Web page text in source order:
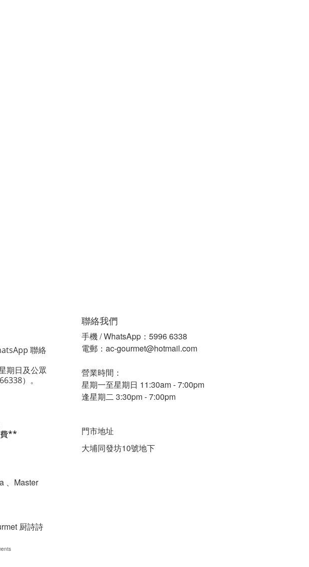
聯絡
期日及公眾
）。
**
、Master
聯絡我們
手機 / WhatsApp：5996 6338
電郵：ac-gourmet@hotmail.com
營業時間：
星期一至星期日 11:30am - 7:00pm
逢星期二 3:30pm - 7:00pm
門市地址
大埔同發坊10號地下
厨詩詩